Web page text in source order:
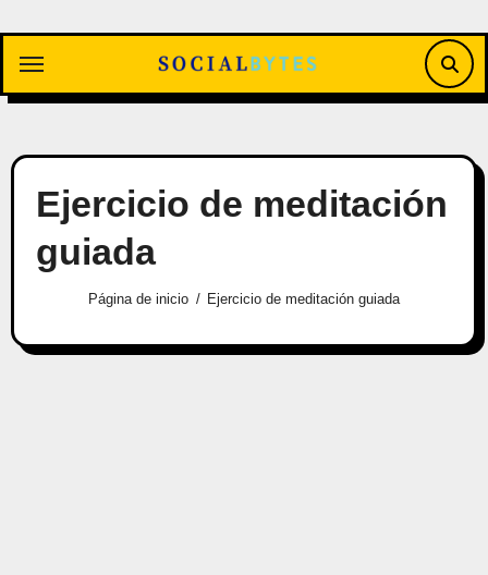
contenido
Ejercicio de meditación
guiada
Página de inicio Ejercicio de meditación guiada